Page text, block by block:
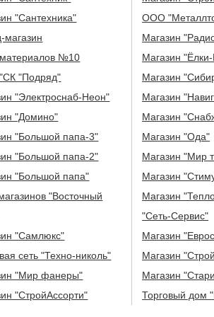
"Сантехника"
магазин
№10
"Подряд"
"Электроснаб-Неон"
"Домино"
"Большой папа-3"
"Большой папа-2"
"Большой папа"
"Восточный
"Самлюкс"
сеть "Техно-николь"
"Мир фанеры"
"СтройАссорти"
ООО
Магазин
Магазин
Магазин
Магазин
Магазин
Магазин "Ода"
Магазин "Мир
Магазин
Магазин
"Сеть-Сервис"
Магазин
Магазин
Магазин
Торговый дом